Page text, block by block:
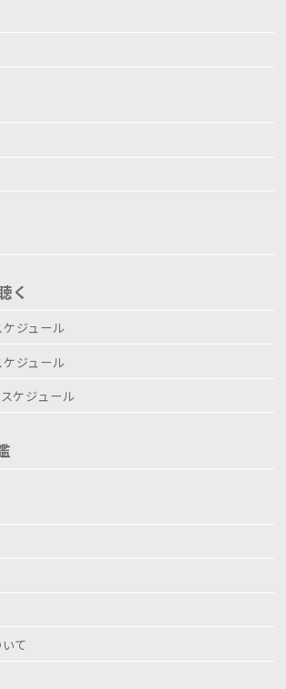
く
ジュール
ジュール
ケジュール
て